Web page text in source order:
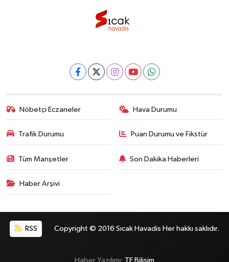
Nöbetçi Eczaneler Hava Durumu
Trafik Durumu Puan Durumu ve Fikstür
Tüm Manşetler Son Dakika Haberleri
Haber Arşivi
RSS Copyright © 2016 Sıcak Havadis Her hakkı saklıdır.
Haber Yazılımı: TE Bilişim